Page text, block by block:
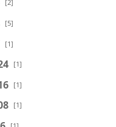
[2]
[5]
[1]
[1]
[1]
[1]